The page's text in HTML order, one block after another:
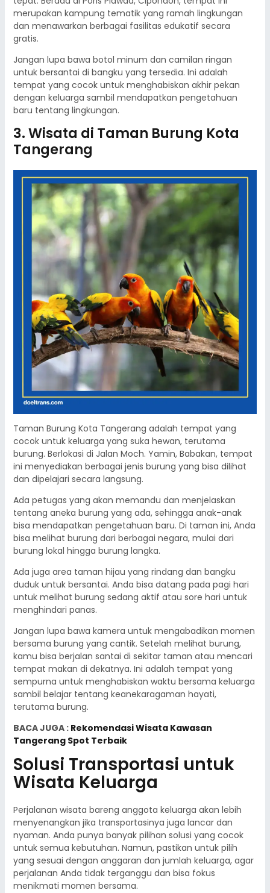
merupakan kampung tematik yang ramah lingkungan
dan menawarkan berbagai fasilitas edukatif secara
gratis.
Jangan lupa bawa botol minum dan camilan ringan
untuk bersantai di bangku yang tersedia. Ini adalah
tempat yang cocok untuk menghabiskan akhir pekan
dengan keluarga sambil mendapatkan pengetahuan
baru tentang lingkungan.
3. Wisata di Taman Burung Kota
Tangerang
Taman Burung Kota Tangerang adalah tempat yang
cocok untuk keluarga yang suka hewan, terutama
burung. Berlokasi di Jalan Moch. Yamin, Babakan, tempat
ini menyediakan berbagai jenis burung yang bisa dilihat
dan dipelajari secara langsung.
Ada petugas yang akan memandu dan menjelaskan
tentang aneka burung yang ada, sehingga anak-anak
bisa mendapatkan pengetahuan baru. Di taman ini, Anda
bisa melihat burung dari berbagai negara, mulai dari
burung lokal hingga burung langka.
Ada juga area taman hijau yang rindang dan bangku
duduk untuk bersantai. Anda bisa datang pada pagi hari
untuk melihat burung sedang aktif atau sore hari untuk
menghindari panas.
Jangan lupa bawa kamera untuk mengabadikan momen
bersama burung yang cantik. Setelah melihat burung,
kamu bisa berjalan santai di sekitar taman atau mencari
tempat makan di dekatnya. Ini adalah tempat yang
sempurna untuk menghabiskan waktu bersama keluarga
sambil belajar tentang keanekaragaman hayati,
terutama burung.
BACA JUGA : Rekomendasi Wisata Kawasan
Tangerang Spot Terbaik
Solusi Transportasi untuk
Wisata Keluarga
Perjalanan wisata bareng anggota keluarga akan lebih
menyenangkan jika transportasinya juga lancar dan
nyaman. Anda punya banyak pilihan solusi yang cocok
untuk semua kebutuhan. Namun, pastikan untuk pilih
yang sesuai dengan anggaran dan jumlah keluarga, agar
perjalanan Anda tidak terganggu dan bisa fokus
menikmati momen bersama.